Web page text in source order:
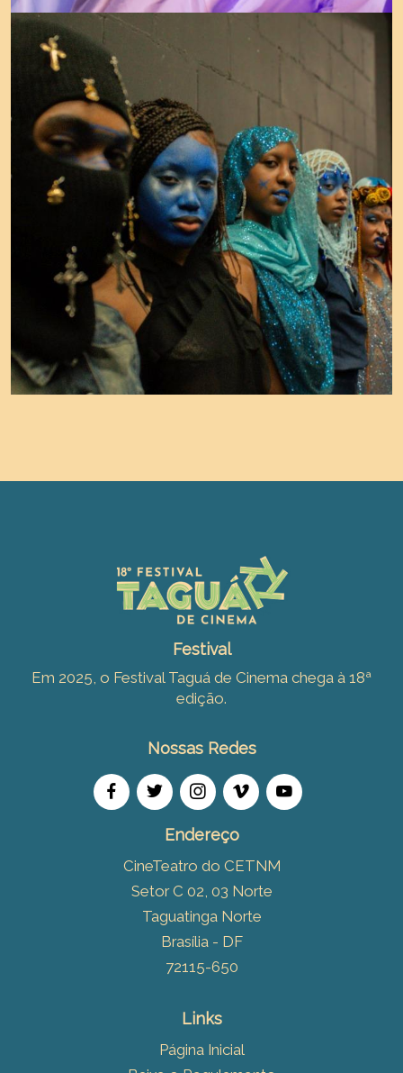
Festival
Em 2025, o Festival Taguá de Cinema chega à 18ª
edição.
Nossas Redes
Endereço
CineTeatro do CETNM
Setor C 02, 03 Norte
Taguatinga Norte
Brasília - DF
72115-650
Links
Página Inicial